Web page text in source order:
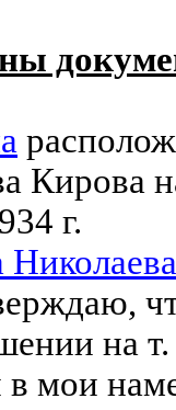
Кирова
г.
на т.
мои